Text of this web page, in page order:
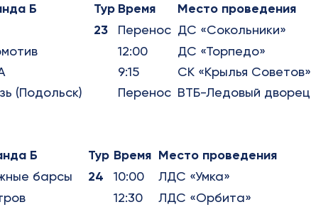
Б Тур Время
Место проведения
23 Перенос ДС «Сокольники»
12:00
ДС «Торпедо»
9:15
СК «Крылья Советов»
(Подольск) Перенос ВТБ-Ледовый дворец
Б Тур Время Место проведения
барсы 24 10:00
ЛДС «Умка»
12:30
ЛДС «Орбита»